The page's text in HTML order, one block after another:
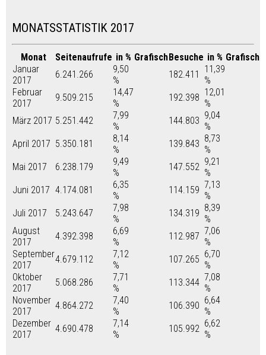
MONATSSTATISTIK 2017
Monat Seitenaufrufe in % GrafischBesuche in % Grafisch
Januar
2017
6.241.266
9,50
%
182.411
11,39
%
Februar
2017
9.509.215
14,47
%
192.398 12,01
%
März 2017 5.251.442
7,99
%
144.803 9,04
%
April 2017 5.350.181
8,14
%
139.843 8,73
%
Mai 2017
6.238.179
9,49
%
147.552 9,21
%
Juni 2017 4.174.081
6,35
%
114.159 7,13
%
Juli 2017
5.243.647
7,98
%
134.319 8,39
%
August
2017
4.392.398
6,69
%
112.987 7,06
%
September
2017
4.679.112
7,12
%
107.265 6,70
%
Oktober
2017
5.068.286
7,71
%
113.344 7,08
%
November
2017
4.864.272
7,40
%
106.390 6,64
%
Dezember
2017
4.690.478
7,14
%
105.992 6,62
%